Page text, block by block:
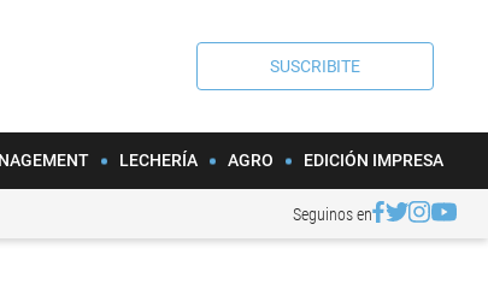
SUSCRIBITE
LECHERÍA AGRO EDICIÓN IMPRESA
Seguinos en